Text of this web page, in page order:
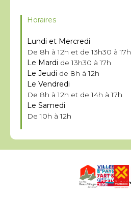
Horaires
Lundi et Mercredi
De 8h à 12h et de 13h30 à 17h
Le Mardi de 13h30 à 17h
Le Jeudi de 8h à 12h
Le Vendredi
De 8h à 12h et de 14h à 17h
Le Samedi
De 10h à 12h